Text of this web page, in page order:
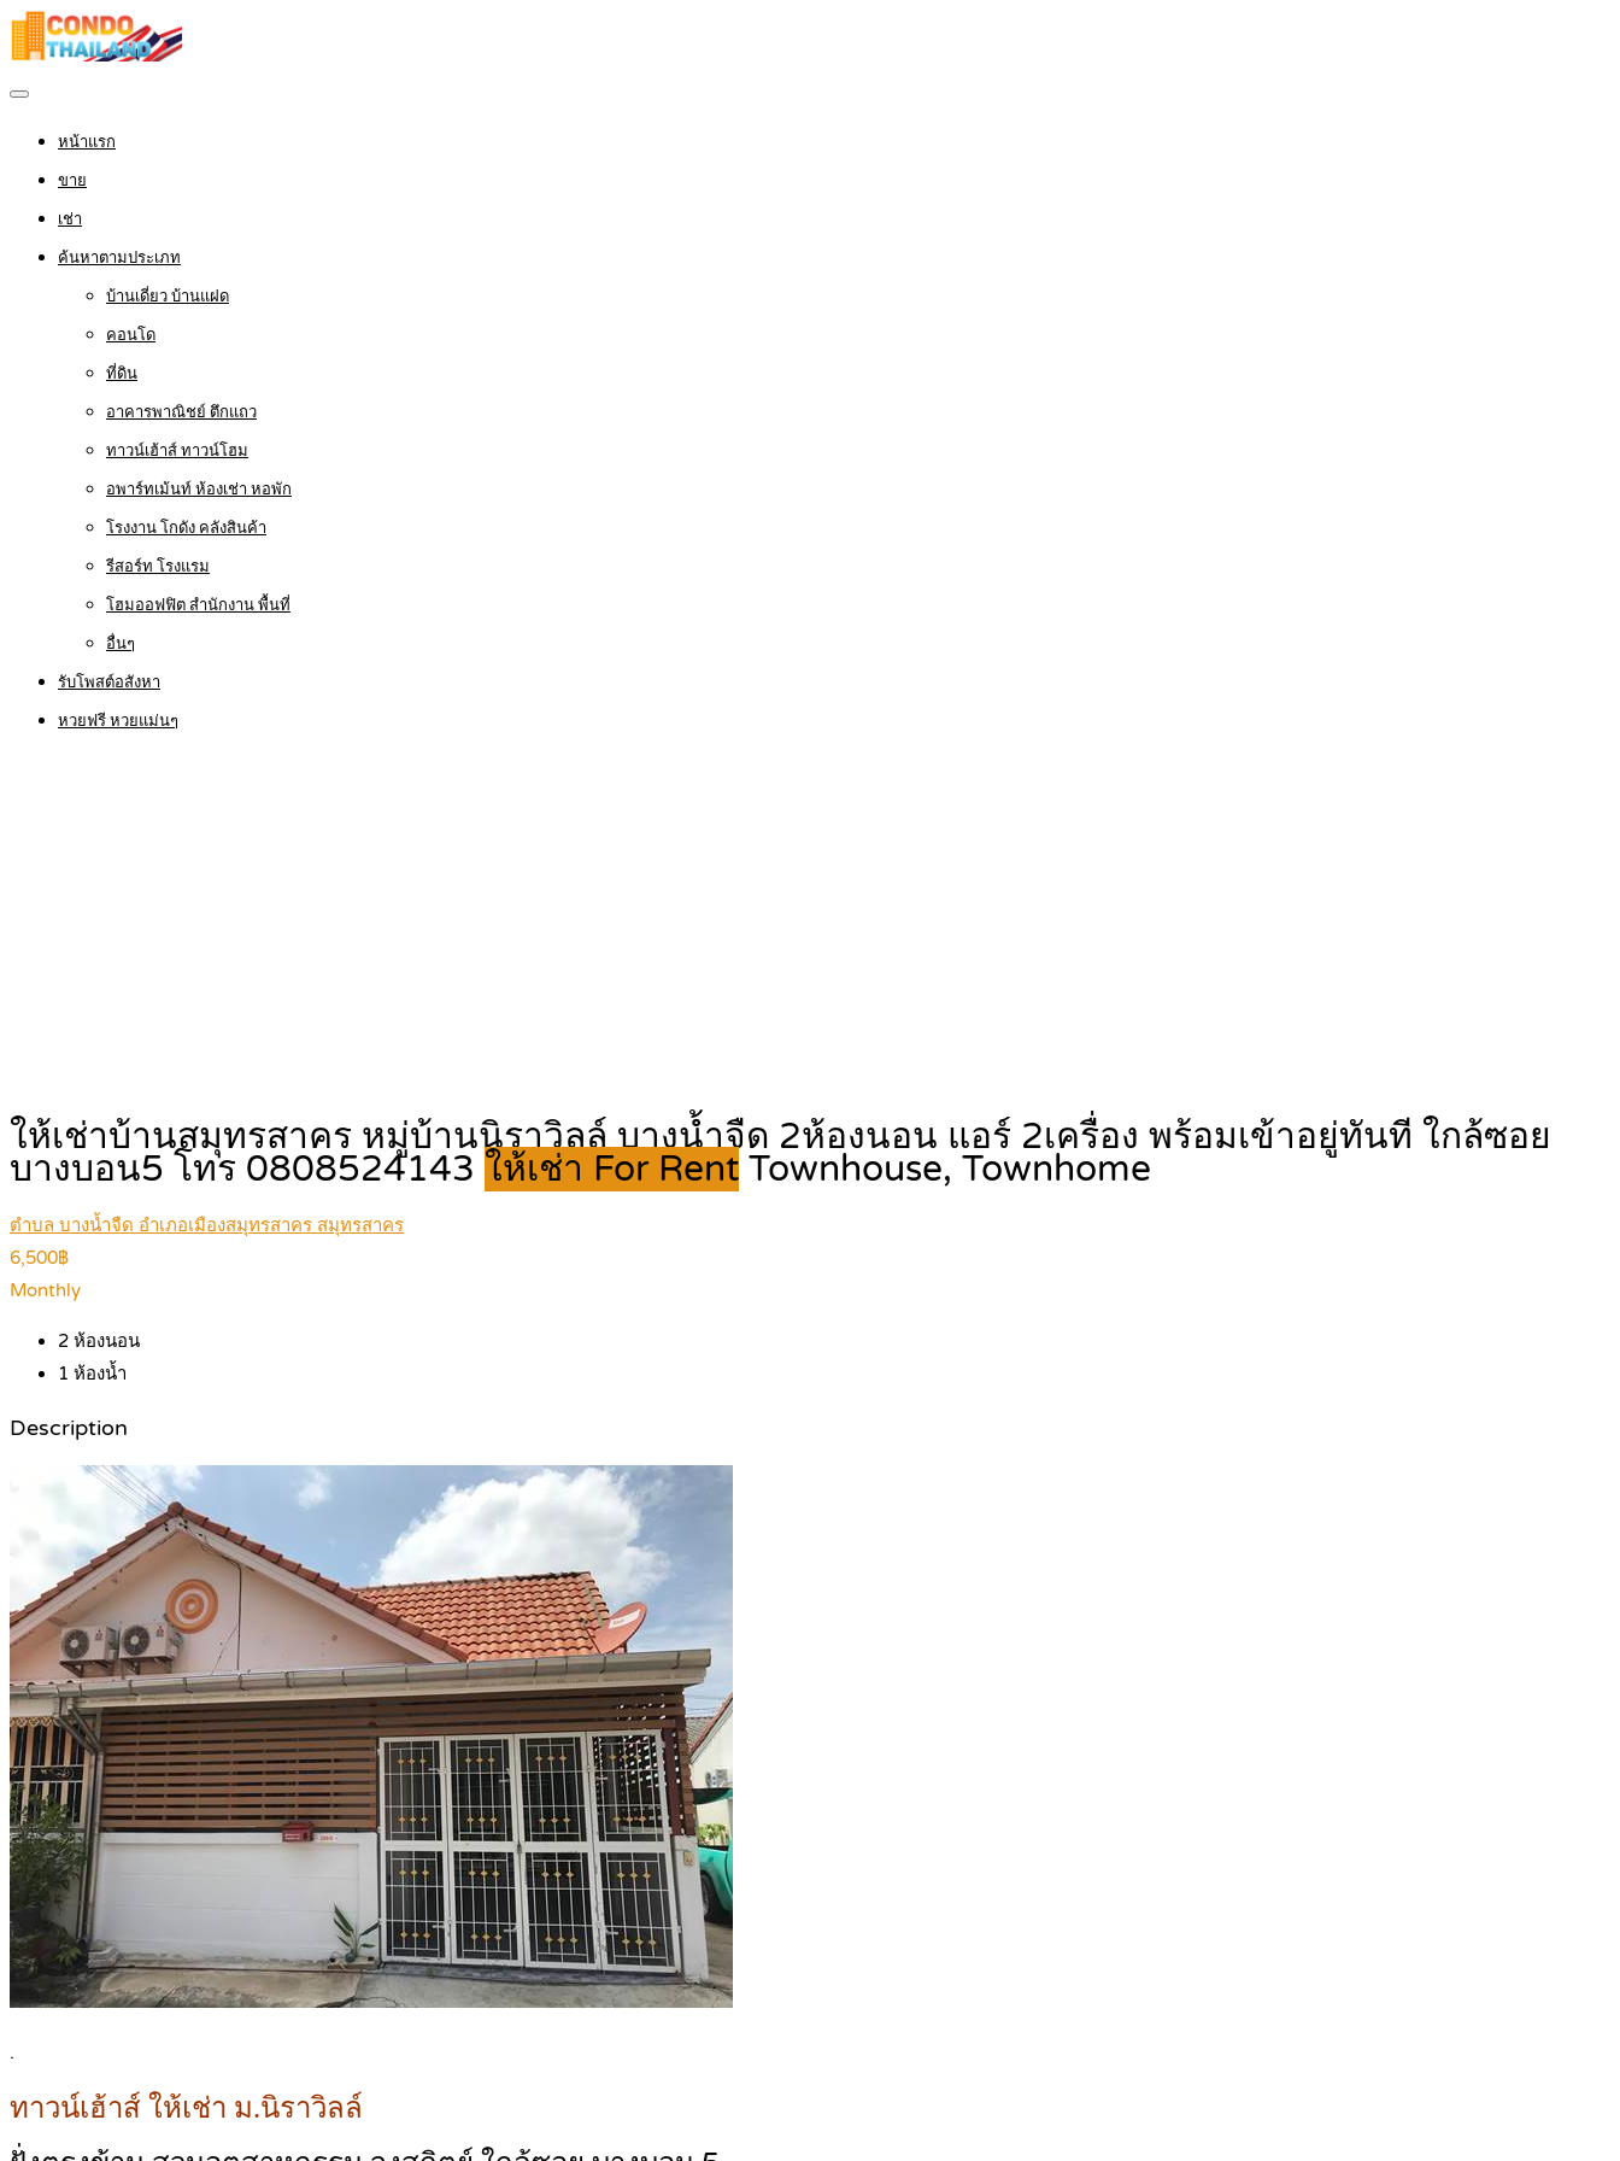
หน้าแรก
ขาย
เช่า
ค้นหาตามประเภท
บ้านเดี่ยว บ้านแฝด
คอนโด
ที่ดิน
อาคารพาณิชย์ ตึกแถว
ทาวน์เฮ้าส์ ทาวน์โฮม
อพาร์ทเม้นท์ ห้องเช่า หอพัก
โรงงาน โกดัง คลังสินค้า
รีสอร์ท โรงแรม
โฮมออฟฟิต สำนักงาน พื้นที่
อื่นๆ
รับโพสต์อสังหา
หวยฟรี หวยแม่นๆ
ให้เช่าบ้านสมุทรสาคร หมู่บ้านนิราวิลล์ บางน้ำจืด 2ห้องนอน แอร์ 2เครื่อง พร้อมเข้าอยู่ทันที ใกล้ซอย
บางบอน5 โทร 0808524143 ให้เช่า For Rent Townhouse, Townhome
ตำบล บางน้ำจืด อำเภอเมืองสมุทรสาคร สมุทรสาคร
6,500฿
Monthly
2 ห้องนอน
1 ห้องน้ำ
Description
.
ทาวน์เฮ้าส์ ให้เช่า ม.นิราวิลล์